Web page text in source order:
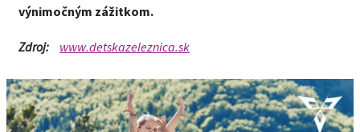
výnimočným zážitkom.
Zdroj: www.detskazeleznica.sk